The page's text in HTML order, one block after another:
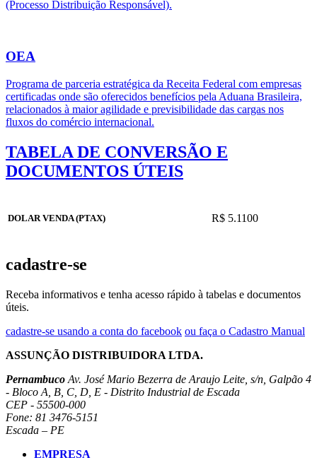
(Processo Distribuição Responsável).
OEA
Programa de parceria estratégica da Receita Federal com empresas
certificadas onde são oferecidos benefícios pela Aduana Brasileira,
relacionados à maior agilidade e previsibilidade das cargas nos
fluxos do comércio internacional.
TABELA DE CONVERSÃO E
DOCUMENTOS ÚTEIS
DOLAR VENDA (PTAX) R$ 5.1100
cadastre-se
Receba informativos e tenha acesso rápido à tabelas e documentos
úteis.
cadastre-se usando a conta do facebook ou faça o Cadastro Manual
ASSUNÇÃO DISTRIBUIDORA LTDA.
Pernambuco Av. José Mario Bezerra de Araujo Leite, s/n, Galpão 4
- Bloco A, B, C, D, E - Distrito Industrial de Escada
CEP - 55500-000
Fone: 81 3476-5151
Escada – PE
EMPRESA